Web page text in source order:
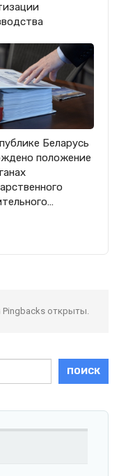
Беларусь
положение
Pingbacks открыты.
ПОИСК